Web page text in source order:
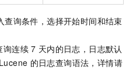
查询条件，选择开始时间和结束
询连续 7 天内的日志，日志默认
Lucene 的日志查询语法，详情请